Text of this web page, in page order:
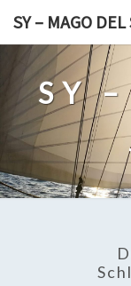
content
SY – MAGO DEL
SY